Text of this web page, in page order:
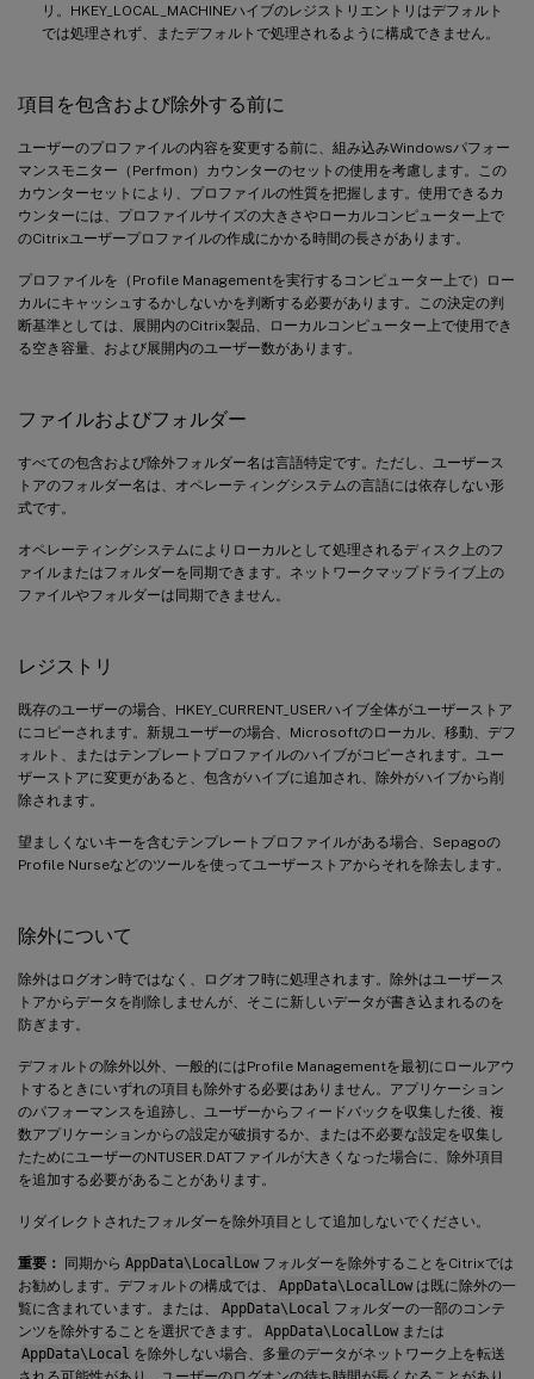
リ。HKEY_LOCAL_MACHINEハイブのレジストリエントリはデフォルト
では処理されず、またデフォルトで処理されるように構成できません。
項目を包含および除外する前に
ユーザーのプロファイルの内容を変更する前に、組み込みWindowsパフォー
マンスモニター（Perfmon）カウンターのセットの使用を考慮します。この
カウンターセットにより、プロファイルの性質を把握します。使用できるカ
ウンターには、プロファイルサイズの大きさやローカルコンピューター上で
のCitrixユーザープロファイルの作成にかかる時間の長さがあります。
プロファイルを（Profile Managementを実行するコンピューター上で）ロー
カルにキャッシュするかしないかを判断する必要があります。この決定の判
断基準としては、展開内のCitrix製品、ローカルコンピューター上で使用でき
る空き容量、および展開内のユーザー数があります。
ファイルおよびフォルダー
すべての包含および除外フォルダー名は言語特定です。ただし、ユーザース
トアのフォルダー名は、オペレーティングシステムの言語には依存しない形
式です。
オペレーティングシステムによりローカルとして処理されるディスク上のフ
ァイルまたはフォルダーを同期できます。ネットワークマップドライブ上の
ファイルやフォルダーは同期できません。
レジストリ
既存のユーザーの場合、HKEY_CURRENT_USERハイブ全体がユーザーストア
にコピーされます。新規ユーザーの場合、Microsoftのローカル、移動、デフ
ォルト、またはテンプレートプロファイルのハイブがコピーされます。ユー
ザーストアに変更があると、包含がハイブに追加され、除外がハイブから削
除されます。
望ましくないキーを含むテンプレートプロファイルがある場合、Sepagoの
Profile Nurseなどのツールを使ってユーザーストアからそれを除去します。
除外について
除外はログオン時ではなく、ログオフ時に処理されます。除外はユーザース
トアからデータを削除しませんが、そこに新しいデータが書き込まれるのを
防ぎます。
デフォルトの除外以外、一般的にはProfile Managementを最初にロールアウ
トするときにいずれの項目も除外する必要はありません。アプリケーション
のパフォーマンスを追跡し、ユーザーからフィードバックを収集した後、複
数アプリケーションからの設定が破損するか、または不必要な設定を収集し
たためにユーザーのNTUSER.DATファイルが大きくなった場合に、除外項目
を追加する必要があることがあります。
リダイレクトされたフォルダーを除外項目として追加しないでください。
重要： 同期から AppData\LocalLow フォルダーを除外することをCitrixでは
お勧めします。デフォルトの構成では、
AppData\LocalLow は既に除外の一
覧に含まれています。または、
AppData\Local フォルダーの一部のコンテ
ンツを除外することを選択できます。
AppData\LocalLow または
AppData\Local を除外しない場合、多量のデータがネットワーク上を転送